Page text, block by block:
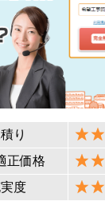
り
正価格
度